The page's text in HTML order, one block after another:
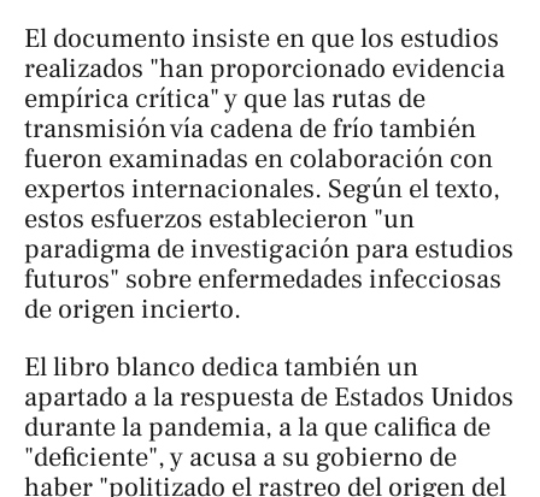
El documento insiste en que los estudios
realizados "han proporcionado evidencia
empírica crítica" y que las rutas de
transmisión vía cadena de frío también
fueron examinadas en colaboración con
expertos internacionales. Según el texto,
estos esfuerzos establecieron "un
paradigma de investigación para estudios
futuros" sobre enfermedades infecciosas
de origen incierto.
El libro blanco dedica también un
apartado a la respuesta de Estados Unidos
durante la pandemia, a la que califica de
"deficiente", y acusa a su gobierno de
haber "politizado el rastreo del origen del